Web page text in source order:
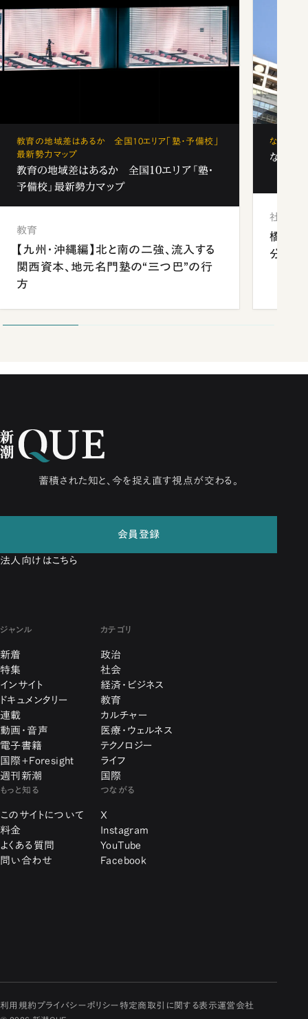
教育の地域差はあるか 全国10エリア「塾・予備校」
最新勢力マップ
教育の地域差はあるか 全国10エリア「塾・
予備校」最新勢力マップ
教育
【九州・沖縄編】北と南の二強、流入する
関西資本、地元名門塾の“三つ巴”の行
方
なぜ「フ
なぜ「
社会
橋本愛
分 佐
蓄積された知と、今を捉え直す視点が交わる。
会員登録
法人向けはこちら
ジャンル
新着
特集
インサイト
ドキュメンタリー
連載
動画・音声
電子書籍
国際+Foresight
週刊新潮
カテゴリ
政治
社会
経済・ビジネス
教育
カルチャー
医療・ウェルネス
テクノロジー
ライフ
国際
もっと知る
このサイトについて
料金
よくある質問
問い合わせ
つながる
X
Instagram
YouTube
Facebook
利用規約 プライバシーポリシー特定商取引に関する表示運営会社